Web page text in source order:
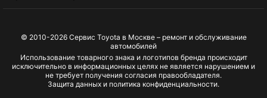
© 2010-2026 Сервис Toyota в Москве – ремонт и обслуживание
автомобилей
Использование товарного знака и логотипов бренда происходит
исключительно в информационных целях не является нарушением и
не требует получения согласия правообладателя.
Защита данных и политика конфиденциальности.